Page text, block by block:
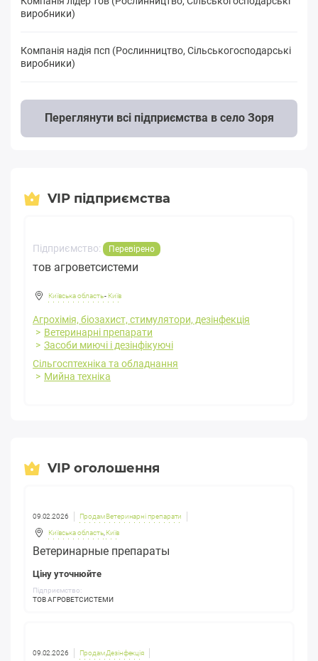
виробники)
Компанія надія псп (Рослинництво, Сільськогосподарські
виробники)
Переглянути всі підприємства в село Зоря
VIP підприємства
Підприємство: Перевірено
тов агроветсистеми
Київська область- Київ
Агрохімія, біозахист, стимулятори, дезінфекція
Ветеринарні препарати
Засоби миючі і дезінфікуючі
Сільгосптехніка та обладнання
Мийна техніка
VIP оголошення
09.02.2026 Продам Ветеринарні препарати
Київська область, Київ
Ветеринарные препараты
Ціну уточнюйте
Підприємство:
ТОВ АГРОВЕТСИСТЕМИ
09.02.2026 Продам Дезінфекція